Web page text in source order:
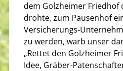
dem Golzheimer Friedhof
drohte, zum Pausenhof
Versicherungs-
zu werden, warb unser
„Rettet den Golzheimer
Idee, Gräber-